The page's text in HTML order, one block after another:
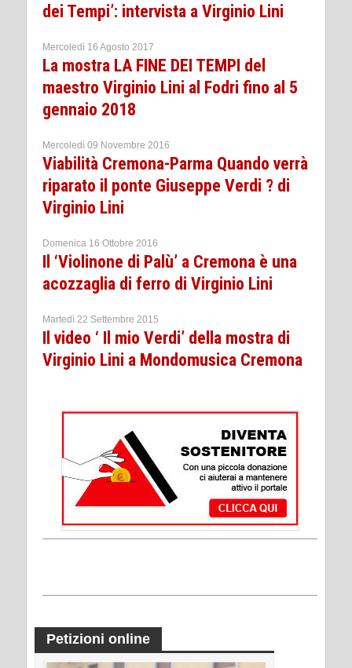
dei Tempi’: intervista a Virginio Lini
Mercoledì 16 Agosto 2017
La mostra LA FINE DEI TEMPI del
maestro Virginio Lini al Fodri fino al 5
gennaio 2018
Mercoledì 09 Novembre 2016
Viabilità Cremona-Parma Quando verrà
riparato il ponte Giuseppe Verdi ? di
Virginio Lini
Domenica 16 Ottobre 2016
Il ‘Violinone di Palù’ a Cremona è una
acozzaglia di ferro di Virginio Lini
Martedì 22 Settembre 2015
Il video ‘ Il mio Verdi’ della mostra di
Virginio Lini a Mondomusica Cremona
Petizioni online